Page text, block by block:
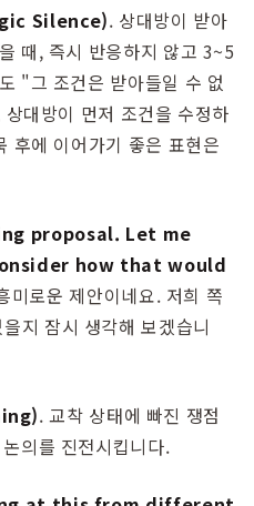
Silence). 상대방이 받아
때, 즉시 반응하지 않고 3~5
"그 조건은 받아들일 수 없
대방이 먼저 조건을 수정하
후에 이어가기 좋은 표현은
proposal. Let me
how that would
미로운 제안이네요. 저희 쪽
지 잠시 생각해 보겠습니
. 교착 상태에 빠진 쟁점
의를 진전시킵니다.